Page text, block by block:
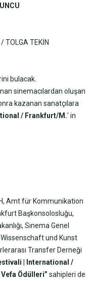
TOLGA TEKİN
bulacak.
sinemacılardan oluşan
kazanan sanatçılara
/ Frankfurt/M.’ in
Amt für Kommunikation
Başkonsolosluğu,
Sinema Genel
und Kunst
Transfer Derneği
| International /
Vefa Ödülleri” sahipleri de